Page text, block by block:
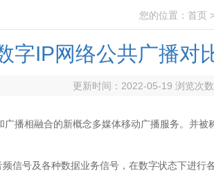
您的位置： 首页
字IP网络公共广播对
更新时间：2022-05-19 浏览次数
相融合的新概念多媒体移动广播服务。并被
号及各种数据业务信号，在数字状态下进行